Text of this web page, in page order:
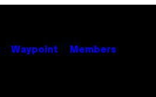
Waypoint Members